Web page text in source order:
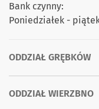
Bank czynny:
Poniedziałek -
ODDZIAŁ GRĘBKÓW
ODDZIAŁ WIERZBNO